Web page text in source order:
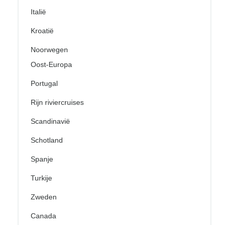
Italië
Kroatië
Noorwegen
Oost-Europa
Portugal
Rijn riviercruises
Scandinavië
Schotland
Spanje
Turkije
Zweden
Canada